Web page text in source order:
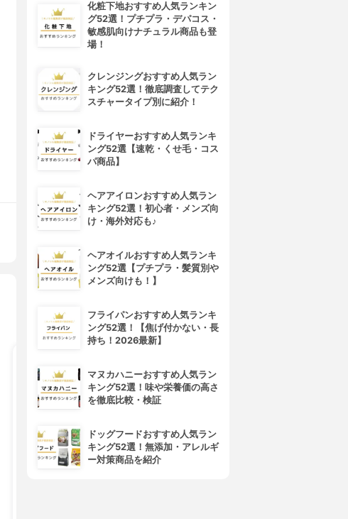
化粧下地おすすめ人気ランキン
グ52選！プチプラ・デパコス・
敏感肌向けナチュラル商品も登
場！
クレンジングおすすめ人気ラン
キング52選！徹底調査してテク
スチャータイプ別に紹介！
ドライヤーおすすめ人気ランキ
ング52選【速乾・くせ毛・コス
パ商品】
ヘアアイロンおすすめ人気ラン
キング52選！初心者・メンズ向
け・海外対応も♪
ヘアオイルおすすめ人気ランキ
ング52選【プチプラ・髪質別や
メンズ向けも！】
フライパンおすすめ人気ランキ
ング52選！【焦げ付かない・長
持ち！2026最新】
マヌカハニーおすすめ人気ラン
キング52選！味や栄養価の高さ
を徹底比較・検証
ドッグフードおすすめ人気ラン
キング52選！無添加・アレルギ
ー対策商品を紹介